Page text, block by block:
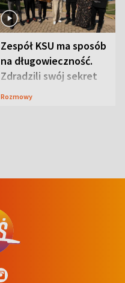
Zespół KSU ma sposób
na długowieczność.
Zdradzili swój sekret
Rozmowy